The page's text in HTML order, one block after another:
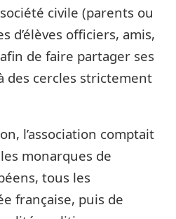
civile (parents ou
d’élèves officiers, amis,
de faire partager ses
des cercles strictement
l’association comptait
monarques de
tous les
française, puis de